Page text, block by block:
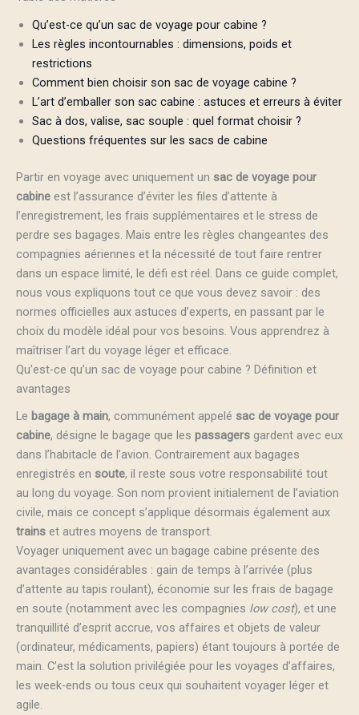
Qu’est-ce qu’un sac de voyage pour cabine ?
Les règles incontournables : dimensions, poids et
restrictions
Comment bien choisir son sac de voyage cabine ?
L’art d’emballer son sac cabine : astuces et erreurs à éviter
Sac à dos, valise, sac souple : quel format choisir ?
Questions fréquentes sur les sacs de cabine
Partir en voyage avec uniquement un sac de voyage pour
cabine est l’assurance d’éviter les files d’attente à
l’enregistrement, les frais supplémentaires et le stress de
perdre ses bagages. Mais entre les règles changeantes des
compagnies aériennes et la nécessité de tout faire rentrer
dans un espace limité, le défi est réel. Dans ce guide complet,
nous vous expliquons tout ce que vous devez savoir : des
normes officielles aux astuces d’experts, en passant par le
choix du modèle idéal pour vos besoins. Vous apprendrez à
maîtriser l’art du voyage léger et efficace.
Qu’est-ce qu’un sac de voyage pour cabine ? Définition et
avantages
Le bagage à main, communément appelé sac de voyage pour
cabine, désigne le bagage que les passagers gardent avec eux
dans l’habitacle de l’avion. Contrairement aux bagages
enregistrés en soute, il reste sous votre responsabilité tout
au long du voyage. Son nom provient initialement de l’aviation
civile, mais ce concept s’applique désormais également aux
trains et autres moyens de transport.
Voyager uniquement avec un bagage cabine présente des
avantages considérables : gain de temps à l’arrivée (plus
d’attente au tapis roulant), économie sur les frais de bagage
en soute (notamment avec les compagnies low cost), et une
tranquillité d’esprit accrue, vos affaires et objets de valeur
(ordinateur, médicaments, papiers) étant toujours à portée de
main. C’est la solution privilégiée pour les voyages d’affaires,
les week-ends ou tous ceux qui souhaitent voyager léger et
agile.